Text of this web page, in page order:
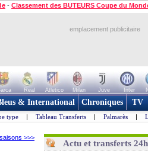
- Classement des BUTEURS Coupe du
emplacement publicitaire
Real Atletico Milan Juve Inter
& International Chroniques TV
type | Tableau Transferts | Palmarès |
>>>
Actu et transferts